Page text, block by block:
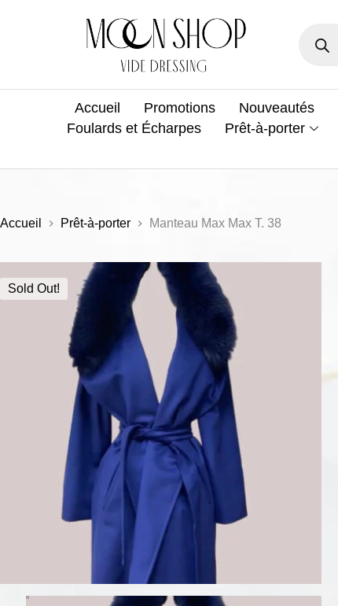
Accueil Promotions Nouveautés
Foulards et Écharpes
Prêt-à-porter
Accueil Prêt-à-porter Manteau Max Max T. 38
Sold Out!